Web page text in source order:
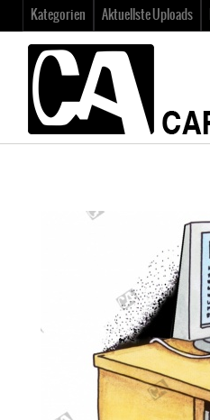
Kategorien Aktuellste Uploads